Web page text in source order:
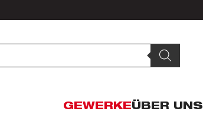
GEWERKEÜBER UNS